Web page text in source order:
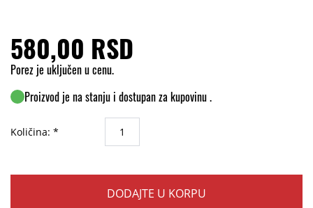
580,00 RSD
Porez je uključen u cenu.
Proizvod je na stanju i dostupan za kupovinu .
Količina: *
DODAJTE U KORPU